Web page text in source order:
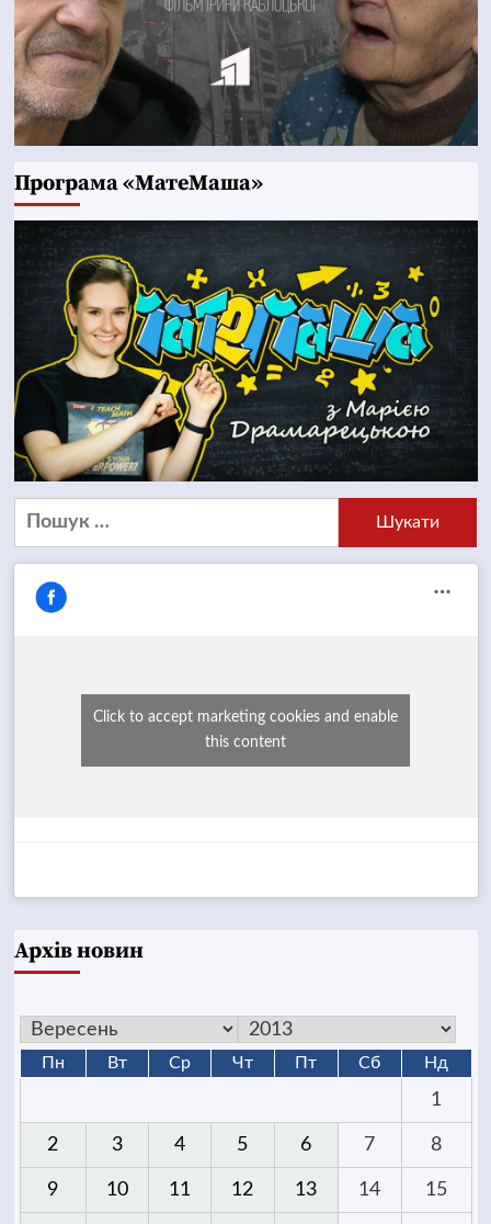
Програма «МатеМаша»
Пошук:
Click to accept marketing cookies and enable
this content
Архів новин
Пн Вт Ср Чт Пт Сб Нд
1
2 3 4 5 6 7 8
9 10 11 12 13 14 15